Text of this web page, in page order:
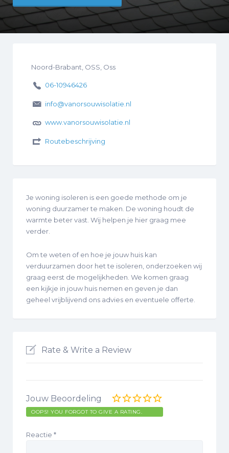
Noord-Brabant, OSS, Oss
06-10946426
info@vanorsouwisolatie.nl
www.vanorsouwisolatie.nl
Routebeschrijving
Je woning isoleren is een goede methode om je
woning duurzamer te maken. De woning houdt de
warmte beter vast. Wij helpen je hier graag mee
verder.
Om te weten of en hoe je jouw huis kan
verduurzamen door het te isoleren, onderzoeken wij
graag eerst de mogelijkheden. We komen graag
een kijkje in jouw huis nemen en geven je dan
geheel vrijblijvend ons advies en eventuele offerte.
Rate & Write a Review
Jouw Beoordeling
OOPS! YOU FORGOT TO GIVE A RATING.
Reactie *